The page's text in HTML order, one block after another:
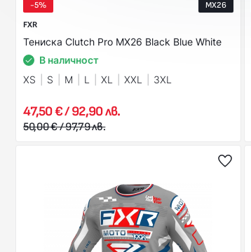
-5%
MX26
FXR
Тениска Clutch Pro MX26 Black Blue White
В наличност
XS
S M L XL XXL 3XL
47,50 € / 92,90 лв.
50,00 € / 97,79 лв.